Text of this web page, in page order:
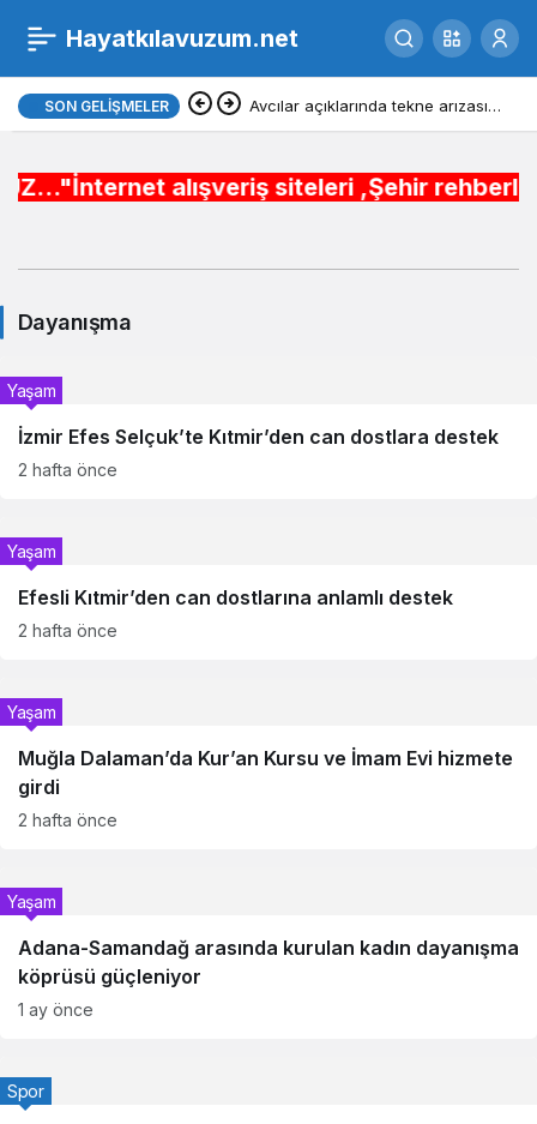
Hayatkılavuzum.net
Dayanışma
Haberleri
SON GELIŞMELER Avcılar açıklarında tekne arızası
alışveriş siteleri ,Şehir
Dayanışma
İzmir Efes Selçuk’te Kıtmir’den can dostlara destek
Yaşam
2 hafta önce
Efesli Kıtmir’den can dostlarına anlamlı destek
Yaşam
2 hafta önce
Muğla Dalaman’da Kur’an Kursu ve İmam Evi hizmete
girdi
Yaşam
2 hafta önce
Adana-Samandağ arasında kurulan kadın dayanışma
köprüsü güçleniyor
Yaşam
1 ay önce
Spor